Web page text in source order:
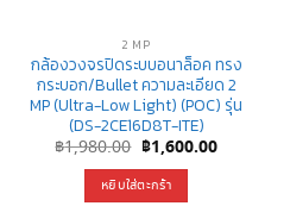
2 MP
กล้องวงจรปิดระบบอนาล็อค ทรง
กระบอก/Bullet ความละเอียด 2
MP (Ultra-Low Light) (POC) รุ่น
(DS-2CE16D8T-ITE)
฿1,980.00 Original
price
was:
฿1,980.00.
฿1,600.00Current
หยิบใส่ตะกร้า